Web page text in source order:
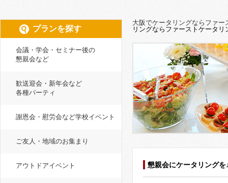
大阪でケータリングならファー
リングならファーストケータリ
懇親会にケータリング
プランを探す
会議・学会・セミナー後の
懇親会など
歓送迎会・新年会など
各種パーティ
謝恩会・慰労会など学校イベント
ご友人・地域のお集まり
アウトドアイベント